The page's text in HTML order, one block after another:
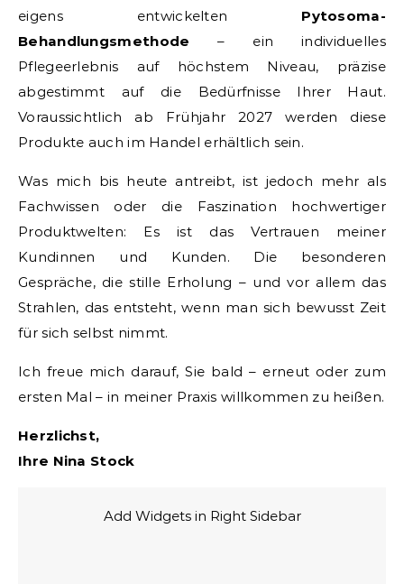
eigens entwickelten Pytosoma-
Behandlungsmethode – ein individuelles
Pflegeerlebnis auf höchstem Niveau, präzise
abgestimmt auf die Bedürfnisse Ihrer Haut.
Voraussichtlich ab Frühjahr 2027 werden diese
Produkte auch im Handel erhältlich sein.
Was mich bis heute antreibt, ist jedoch mehr als
Fachwissen oder die Faszination hochwertiger
Produktwelten: Es ist das Vertrauen meiner
Kundinnen und Kunden. Die besonderen
Gespräche, die stille Erholung – und vor allem das
Strahlen, das entsteht, wenn man sich bewusst Zeit
für sich selbst nimmt.
Ich freue mich darauf, Sie bald – erneut oder zum
ersten Mal – in meiner Praxis willkommen zu heißen.
Herzlichst,
Ihre Nina Stock
Add Widgets in Right Sidebar